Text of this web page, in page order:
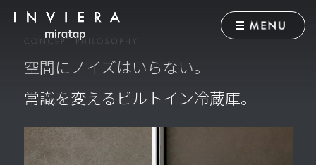
来場予約
お見積り
MEMBER
空間にノイズはいらない。
常識を変えるビルトイン冷蔵庫。